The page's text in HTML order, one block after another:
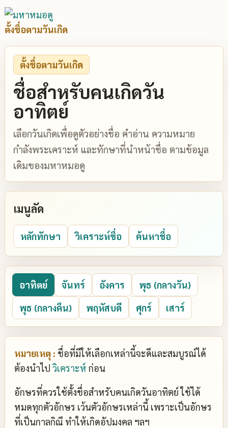
ตั้งชื่อตามวันเกิด
ตั้งชื่อตามวันเกิด
ชื่อสำหรับคนเกิดวัน
อาทิตย์
เลือกวันเกิดเพื่อดูตัวอย่างชื่อ คำอ่าน ความหมาย
กำลังพระเคราะห์ และทักษาที่นำหน้าชื่อ ตามข้อมูล
เดิมของมหาหมอดู
เมนูลัด
หลักทักษา วิเคราะห์ชื่อ ค้นหาชื่อ
อาทิตย์ จันทร์ อังคาร
พุธ (กลางวัน)
พุธ (กลางคืน)
พฤหัสบดี ศุกร์ เสาร์
หมายเหตุ : ชื่อที่มีให้เลือกเหล่านี้จะดีและสมบูรณ์ได้
ต้องนำไป วิเคราะห์ ก่อน
อักษรที่ควรใช้ตั้งชื่อสำหรับคนเกิดวันอาทิตย์ ใช้ได้
หมดทุกตัวอักษร เว้นตัวอักษรเหล่านี้ เพราะเป็นอักษร
ที่เป็นกาลกิณี ทำให้เกิดอัปมงคล ฯลฯ